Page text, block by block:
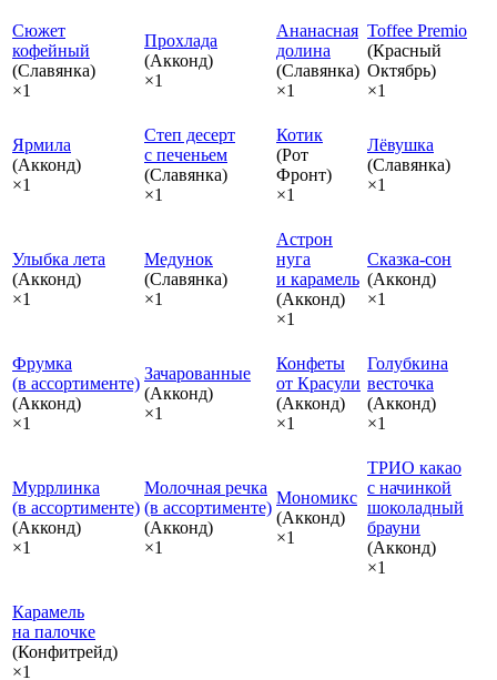
Сюжет
кофейный
(Славянка)
×1
Прохлада
(Акконд)
×1
Ананасная
долина
(Славянка)
×1
Toffee Premio
(Красный
Октябрь)
×1
Ярмила
(Акконд)
×1
Степ десерт
с печеньем
(Славянка)
×1
Котик
(Рот
Фронт)
×1
Лёвушка
(Славянка)
×1
Улыбка лета
(Акконд)
×1
Медунок
(Славянка)
×1
Астрон
нуга
и карамель
(Акконд)
×1
Сказка‑сон
(Акконд)
×1
Фрумка
(в ассортименте)
(Акконд)
×1
Зачарованные
(Акконд)
×1
Конфеты
от Красули
(Акконд)
×1
Голубкина
весточка
(Акконд)
×1
Муррлинка
(в ассортименте)
(Акконд)
×1
Молочная речка
(в ассортименте)
(Акконд)
×1
Мономикс
(Акконд)
×1
ТРИО какао
с начинкой
шоколадный
брауни
(Акконд)
×1
Карамель
на палочке
(Конфитрейд)
×1